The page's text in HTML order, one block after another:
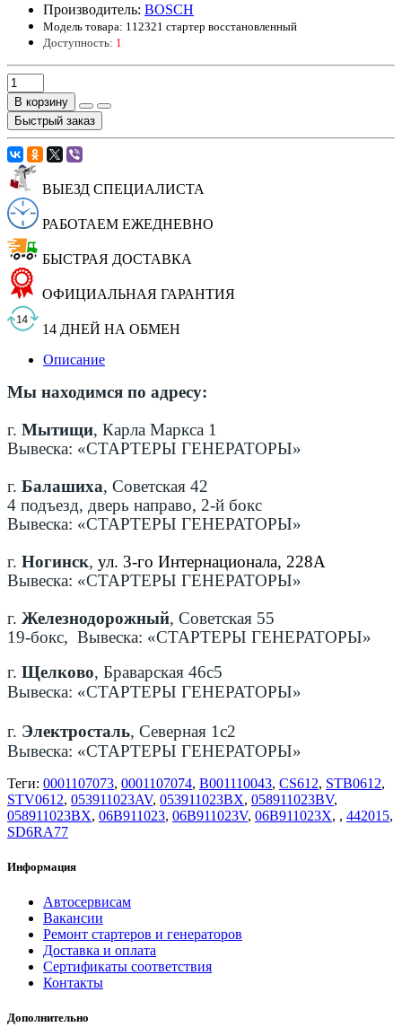
Производитель: BOSCH
Модель товара: 112321 стартер восстановленный
Доступность: 1
В корзину
Быстрый заказ
ВЫЕЗД СПЕЦИАЛИСТА
РАБОТАЕМ ЕЖЕДНЕВНО
БЫСТРАЯ ДОСТАВКА
ОФИЦИАЛЬНАЯ ГАРАНТИЯ
14 ДНЕЙ НА ОБМЕН
Описание
Мы находимся по адресу:
г. Мытищи, Карла Маркса 1
Вывеска: «СТАРТЕРЫ ГЕНЕРАТОРЫ»
г. Балашиха, Советская 42
4 подъезд, дверь направо, 2-й бокс
Вывеска: «СТАРТЕРЫ ГЕНЕРАТОРЫ»
г. Ногинск, ул. 3-го Интернационала, 228А
Вывеска: «СТАРТЕРЫ ГЕНЕРАТОРЫ»
г. Железнодорожный, Советская 55
19-бокс, Вывеска: «СТАРТЕРЫ ГЕНЕРАТОРЫ»
г. Щелково, Браварская 46с5
Вывеска: «СТАРТЕРЫ ГЕНЕРАТОРЫ»
г. Электросталь, Северная 1с2
Вывеска: «СТАРТЕРЫ ГЕНЕРАТОРЫ»
Теги: 0001107073, 0001107074, B001110043, CS612, STB0612,
STV0612, 053911023AV, 053911023BX, 058911023BV,
058911023BX, 06B911023, 06B911023V, 06B911023X, , 442015,
SD6RA77
Информация
Автосервисам
Вакансии
Ремонт стартеров и генераторов
Доставка и оплата
Сертификаты соответствия
Контакты
Дополнительно